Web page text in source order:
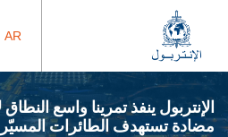
AR
الإنتربول ينفذ تمرينا واسع النطاق
مضادة تستهدف الطائرات